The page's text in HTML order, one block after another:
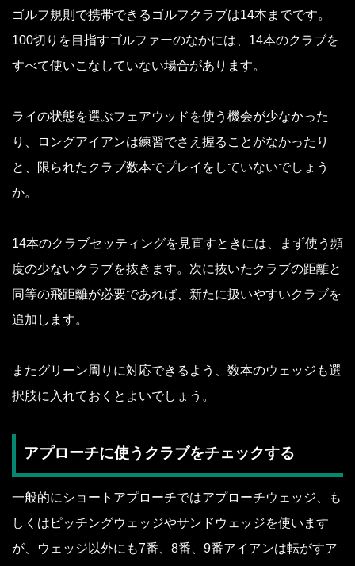
ゴルフ規則で携帯できるゴルフクラブは14本までです。
100切りを目指すゴルファーのなかには、14本のクラブを
すべて使いこなしていない場合があります。
ライの状態を選ぶフェアウッドを使う機会が少なかった
り、ロングアイアンは練習でさえ握ることがなかったり
と、限られたクラブ数本でプレイをしていないでしょう
か。
14本のクラブセッティングを見直すときには、まず使う頻
度の少ないクラブを抜きます。次に抜いたクラブの距離と
同等の飛距離が必要であれば、新たに扱いやすいクラブを
追加します。
またグリーン周りに対応できるよう、数本のウェッジも選
択肢に入れておくとよいでしょう。
アプローチに使うクラブをチェックする
一般的にショートアプローチではアプローチウェッジ、も
しくはピッチングウェッジやサンドウェッジを使います
が、ウェッジ以外にも7番、8番、9番アイアンは転がすア